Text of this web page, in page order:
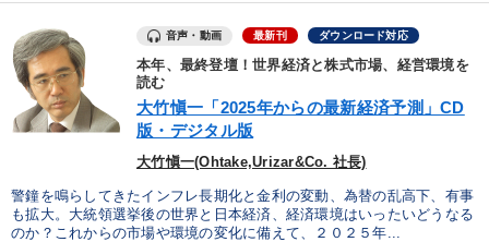
音声・動画 最新刊 ダウンロード対応
本年、最終登壇！世界経済と株式市場、経営環境を
読む
大竹愼一「2025年からの最新経済予測」CD
版・デジタル版
大竹愼一(Ohtake,Urizar&Co. 社長)
警鐘を鳴らしてきたインフレ長期化と金利の変動、為替の乱高下、有事
も拡大。大統領選挙後の世界と日本経済、経済環境はいったいどうなる
のか？これからの市場や環境の変化に備えて、２０２５年...